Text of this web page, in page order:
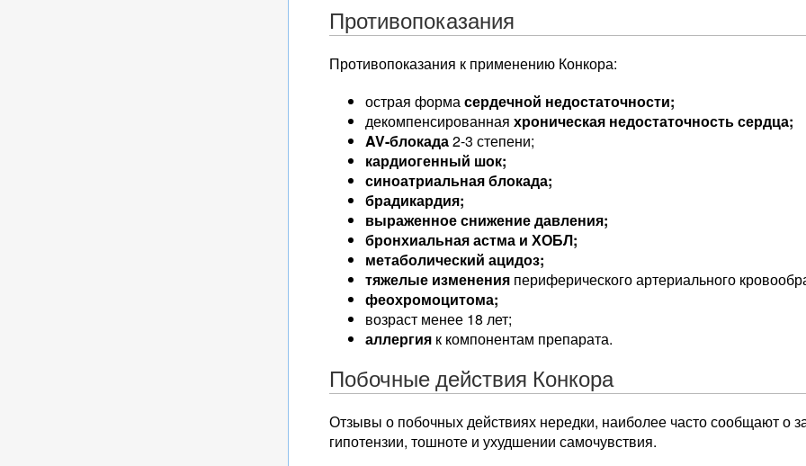
Противопоказания
Противопоказания к применению Конкора:
острая формасердечной недостаточности;
декомпенсированнаяхроническая недостаточность сердца;
AV-блокада2-3 степени;
кардиогенный шок;
синоатриальная блокада;
брадикардия;
выраженное снижение давления;
бронхиальная астма и ХОБЛ;
метаболический ацидоз;
тяжелые изменения периферического артериального
феохромоцитома;
возраст менее 18 лет;
аллергия к компонентам препарата.
Побочные действия Конкора
Отзывы о побочных действиях нередки, наиболее часто сообщают о
гипотензии, тошноте и ухудшении самочувствия.